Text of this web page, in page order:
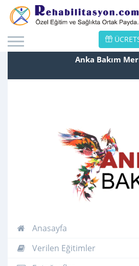
Anka Bakım
Anasayfa
Verilen Eğitimler